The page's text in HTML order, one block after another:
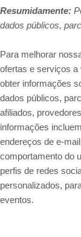
Resumidamente:
dados públicos,
Para melhorar
ofertas e serviços a
obter informações
dados públicos,
afiliados,
informações
endereços de e-
comportamento do
perfis de redes
personalizados,
eventos.